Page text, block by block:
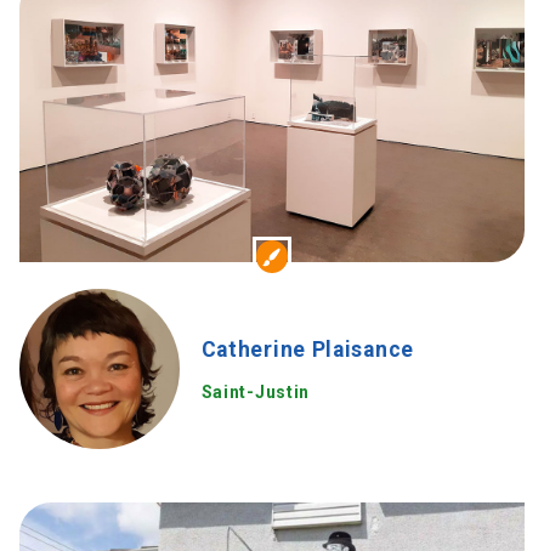
Catherine Plaisance
Saint-Justin